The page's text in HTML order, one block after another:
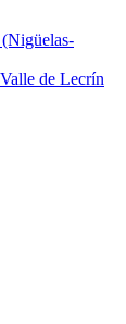
de Lecrín